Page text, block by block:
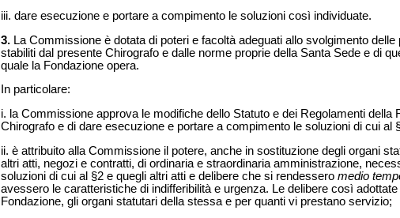
iii. dare esecuzione e portare a compimento le soluzioni così individuate.
3. La Commissione è dotata di poteri e facoltà adeguati allo svolgimento
stabiliti dal presente Chirografo e dalle norme proprie della Santa Sede e di
quale la Fondazione opera.
In particolare:
i. la Commissione approva le modifiche dello Statuto e dei Regolamenti della
Chirografo e di dare esecuzione e portare a compimento le soluzioni di cui al
ii. è attribuito alla Commissione il potere, anche in sostituzione degli organi
altri atti, negozi e contratti, di ordinaria e straordinaria amministrazione,
soluzioni di cui al §2 e quegli altri atti e delibere che si rendessero medio
avessero le caratteristiche di indifferibilità e urgenza. Le delibere così
Fondazione, gli organi statutari della stessa e per quanti vi prestano servizio;